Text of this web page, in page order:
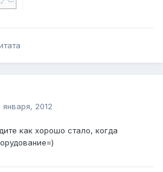
января, 2012
как хорошо стало, когда